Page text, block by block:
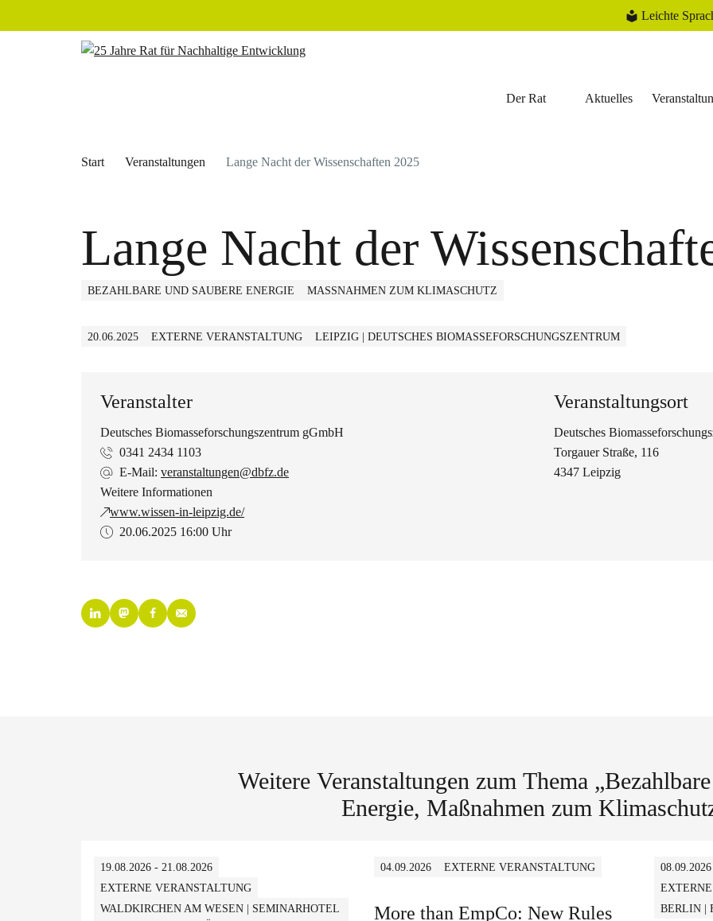
Leichte
Der Rat Aktuelles
Start Veranstaltungen Lange Nacht der Wissenschaften 2025
Lange Nacht der
BEZAHLBARE UND SAUBERE ENERGIE MASSNAHMEN ZUM KLIMASCHUTZ
20.06.2025 EXTERNE VERANSTALTUNG LEIPZIG | DEUTSCHES BIOMASSEFORSCHUNGSZENTRUM
Veranstalter
Deutsches Biomasseforschungszentrum gGmbH
0341 2434 1103
E-Mail: veranstaltungen@dbfz.de
Weitere Informationen
www.wissen-in-leipzig.de/
20.06.2025 16:00 Uhr
Veranstaltungsort
Deutsches
Torgauer Straße, 116
4347 Leipzig
Weitere Veranstaltungen zum Thema
Energie, Maßnahmen zum
19.08.2026 - 21.08.2026
EXTERNE VERANSTALTUNG
WALDKIRCHEN AM WESEN | SEMINARHOTEL
04.09.2026 EXTERNE VERANSTALTUNG
More than EmpCo: New Rules
BERLIN |